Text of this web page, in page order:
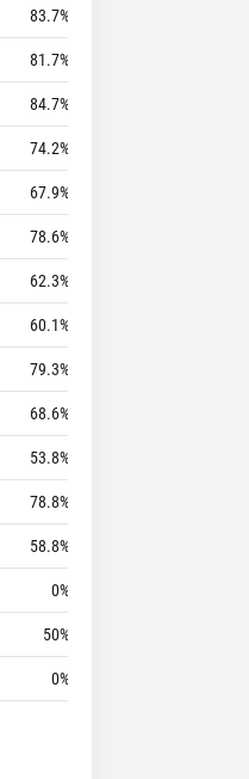
83.7%
81.7%
84.7%
74.2%
67.9%
78.6%
62.3%
60.1%
79.3%
68.6%
53.8%
78.8%
58.8%
0%
50%
0%